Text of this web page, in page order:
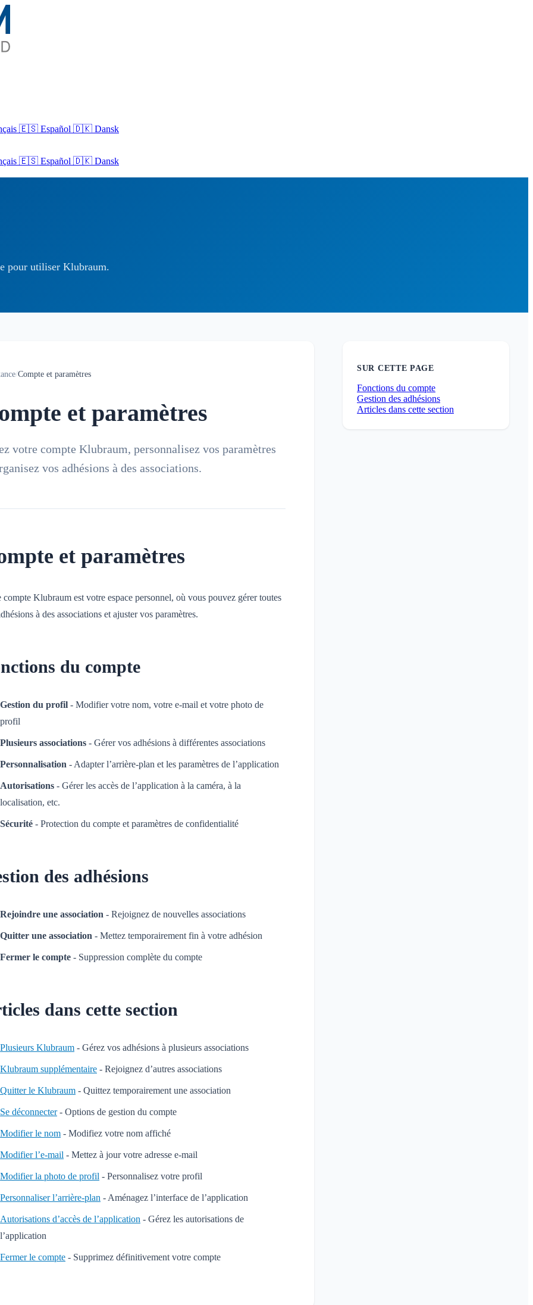
🇪🇸 Español 🇩🇰 Dansk
🇪🇸 Español 🇩🇰 Dansk
pour utiliser Klubraum.
/Compte et paramètres
et paramètres
votre compte Klubraum, personnalisez vos paramètres
vos adhésions à des associations.
et paramètres
compte Klubraum est votre espace personnel, où vous pouvez gérer toutes
à des associations et ajuster vos paramètres.
du compte
Gestion du profil - Modifier votre nom, votre e-mail et votre photo de
profil
Plusieurs associations - Gérer vos adhésions à différentes associations
Personnalisation - Adapter l’arrière-plan et les paramètres de l’application
Autorisations - Gérer les accès de l’application à la caméra, à la
localisation, etc.
Sécurité - Protection du compte et paramètres de confidentialité
des adhésions
Rejoindre une association - Rejoignez de nouvelles associations
Quitter une association - Mettez temporairement fin à votre adhésion
Fermer le compte - Suppression complète du compte
dans cette section
Plusieurs Klubraum - Gérez vos adhésions à plusieurs associations
Klubraum supplémentaire - Rejoignez d’autres associations
Quitter le Klubraum - Quittez temporairement une association
Se déconnecter- Options de gestion du compte
Modifier le nom - Modifiez votre nom affiché
Modifier l’e-mail - Mettez à jour votre adresse e-mail
Modifier la photo de profil - Personnalisez votre profil
Personnaliser l’arrière-plan - Aménagez l’interface de l’application
Autorisations d’accès de l’application - Gérez les autorisations de
l’application
Fermer le compte - Supprimez définitivement votre compte
SUR CETTE PAGE
Fonctions du compte
Gestion des adhésions
Articles dans cette section